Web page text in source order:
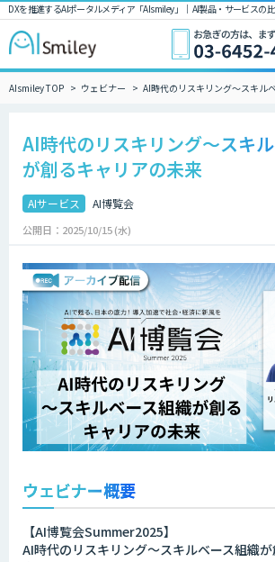
DXを推進するAIポータルメディア「AIsmiley」｜ AI製品・サービスの
AIsmiley TOP ウェビナー AI時代のリスキリング〜スキル
AI時代のリスキリング〜スキ
が創るキャリアの未来
AIサービス AI博覧会
公開日：2025/10/15 (水)
ウェビナー概要
【AI博覧会Summer2025】
AI時代のリスキリング〜スキルベース組織